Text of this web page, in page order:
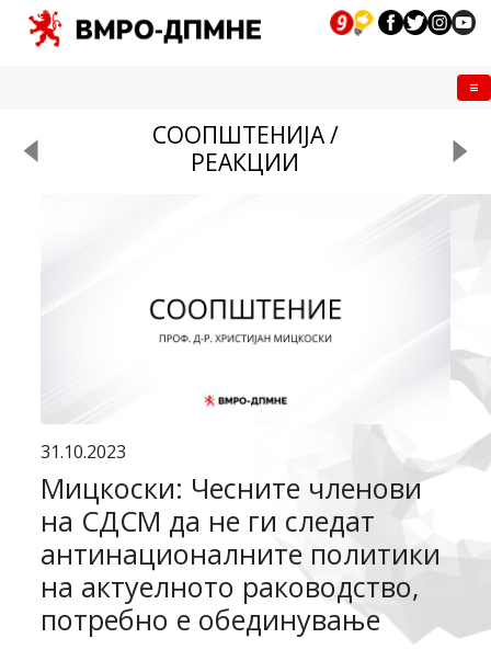
СООПШТЕНИЈА /
РЕАКЦИИ
31.10.2023
Мицкоски: Чесните членови
на СДСМ да не ги следат
антинационалните политики
на актуелното раководство,
потребно е обединување